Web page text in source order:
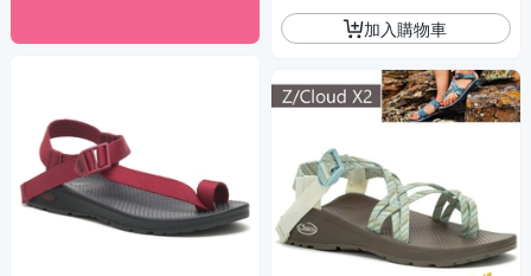
加入購物車